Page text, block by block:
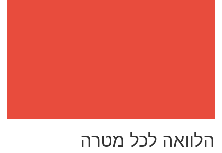
הלוואה לכל מטרה